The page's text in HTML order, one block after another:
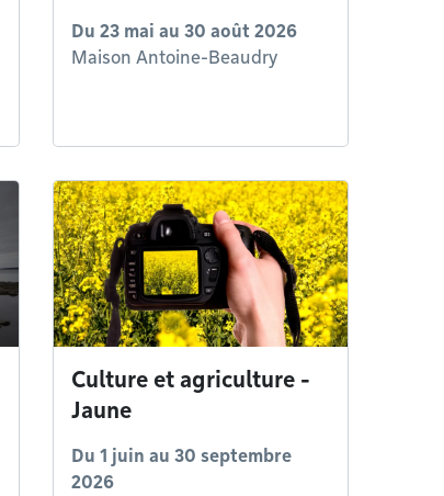
Du 23 mai au 30 août 2026
Maison Antoine-Beaudry
Culture et agriculture -
Jaune
Du 1 juin au 30 septembre
2026